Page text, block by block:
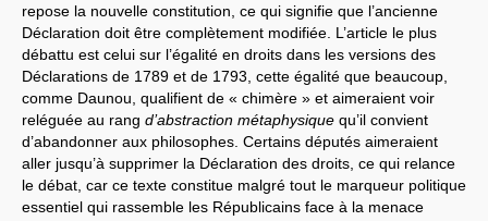
repose la nouvelle constitution, ce qui signifie que l’ancienne
Déclaration doit être complètement modifiée. L’article le plus
débattu est celui sur l’égalité en droits dans les versions des
Déclarations de 1789 et de 1793, cette égalité que beaucoup,
comme Daunou, qualifient de « chimère » et aimeraient voir
reléguée au rang d’abstraction métaphysique qu’il convient
d’abandonner aux philosophes. Certains députés aimeraient
aller jusqu’à supprimer la Déclaration des droits, ce qui relance
le débat, car ce texte constitue malgré tout le marqueur politique
essentiel qui rassemble les Républicains face à la menace